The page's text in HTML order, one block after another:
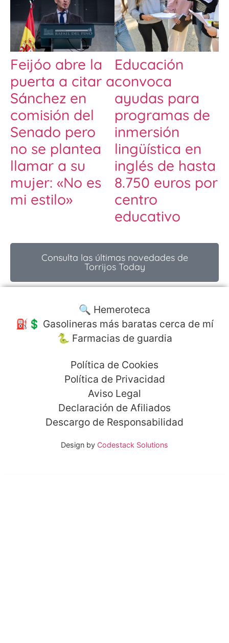
Feijóo abre la
puerta a citar a
Sánchez en
comisión del
Senado pero
no se plantea
llamar a su
mujer: «No es
mi estilo»
Educación
convoca
ayudas para
programas de
inmersión
lingüística en
inglés de hasta
8.750 euros por
centro
educativo
Consulta las últimas novedades de
Torrijos Today
🔍 Hemeroteca
⛽️💲 Gasolineras más baratas cerca de mí
🐍 Farmacias de guardia
Política de Cookies
Política de Privacidad
Aviso Legal
Declaración de Afiliados
Descargo de Responsabilidad
Design by Codestack Solutions